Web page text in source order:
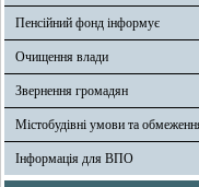
Пенсійний фонд інформує
Очищення влади
Звернення громадян
Містобудівні умови та
Інформація для ВПО